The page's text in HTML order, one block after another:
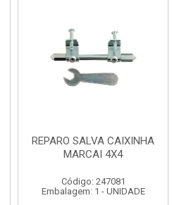
REPARO SALVA CAIXINHA
MARCAI 4X4
Código: 247081
Embalagem: 1 - UNIDADE